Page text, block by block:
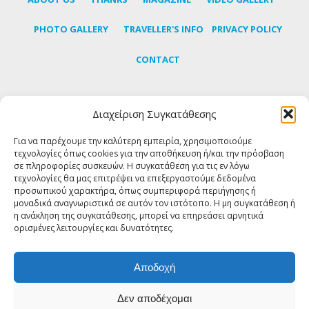
Διαχείριση Συγκατάθεσης
Για να παρέχουμε την καλύτερη εμπειρία, χρησιμοποιούμε
τεχνολογίες όπως cookies για την αποθήκευση ή/και την πρόσβαση
σε πληροφορίες συσκευών. Η συγκατάθεση για τις εν λόγω
τεχνολογίες θα μας επιτρέψει να επεξεργαστούμε δεδομένα
προσωπικού χαρακτήρα, όπως συμπεριφορά περιήγησης ή
μοναδικά αναγνωριστικά σε αυτόν τον ιστότοπο. Η μη συγκατάθεση ή
η ανάκληση της συγκατάθεσης, μπορεί να επηρεάσει αρνητικά
ορισμένες λειτουργίες και δυνατότητες.
Αποδοχή
Δεν αποδέχομαι
PHOTO GALLERY TRAVELLER'S INFO PRIVACY POLICY
CONTACT
Subscribe to our newsletter to learn the latest news
about Tinos
SUBSCRIBE
FOLLOW US
© Copyright 2018 Tinos About - All rights reserved